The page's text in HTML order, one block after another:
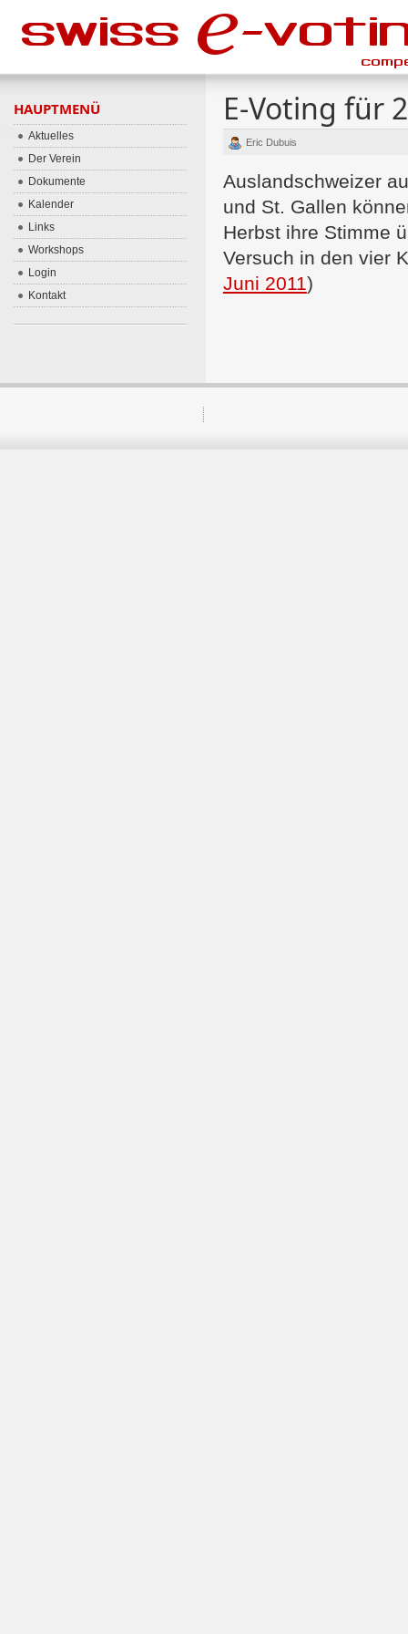
E-Voting für
Eric Dubuis
Auslandschweizer
und St. Gallen
Herbst ihre Stimme
Versuch in den vier
Juni 2011)
HAUPTMENÜ
Aktuelles
Der Verein
Dokumente
Kalender
Links
Workshops
Login
Kontakt